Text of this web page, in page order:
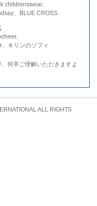
childrenswear、
、BLUE CROSS
、
キリンのソフィ
何卒ご理解いただきますよ